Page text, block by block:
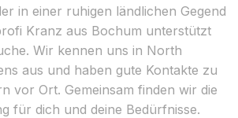
in einer ruhigen ländlichen Gegend
Kranz aus Bochum unterstützt
Wir kennen uns in North
aus und haben gute Kontakte zu
vor Ort. Gemeinsam finden wir die
für dich und deine Bedürfnisse.